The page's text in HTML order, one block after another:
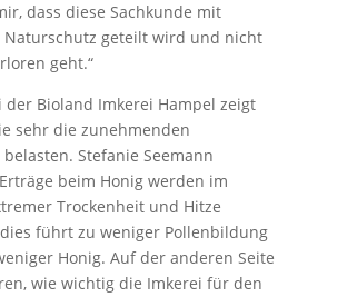
dass diese Sachkunde mit
Naturschutz geteilt wird und nicht
geht.“
der Bioland Imkerei Hampel zeigt
sehr die zunehmenden
Stefanie Seemann
beim Honig werden im
Trockenheit und Hitze
führt zu weniger Pollenbildung
Honig. Auf der anderen Seite
wie wichtig die Imkerei für den